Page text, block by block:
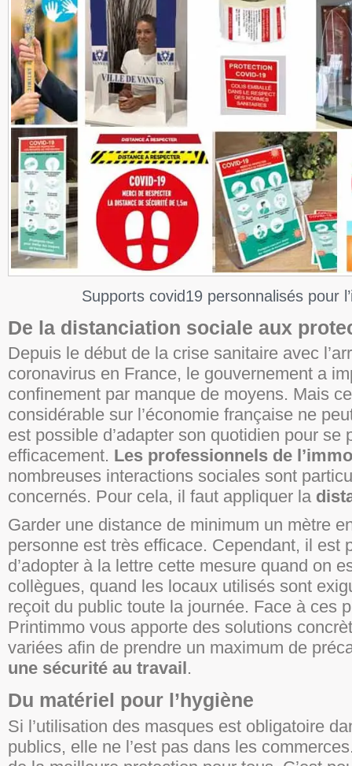
Supports covid19 personnalisés pour
De la distanciation sociale aux
Depuis le début de la crise sanitaire avec
coronavirus en France, le gouvernement a
confinement par manque de moyens. Mais
considérable sur l’économie française ne
est possible d’adapter son quotidien pour se
efficacement. Les professionnels de
nombreuses interactions sociales sont
concernés. Pour cela, il faut appliquer la
Garder une distance de minimum un mètre
personne est très efficace. Cependant, il est
d’adopter à la lettre cette mesure quand on
collègues, quand les locaux utilisés sont
reçoit du public toute la journée. Face à ces
Printimmo vous apporte des solutions
variées afin de prendre un maximum de
une sécurité au travail .
Du matériel pour l’hygiène
Si l’utilisation des masques est obligatoire
publics, elle ne l’est pas dans les